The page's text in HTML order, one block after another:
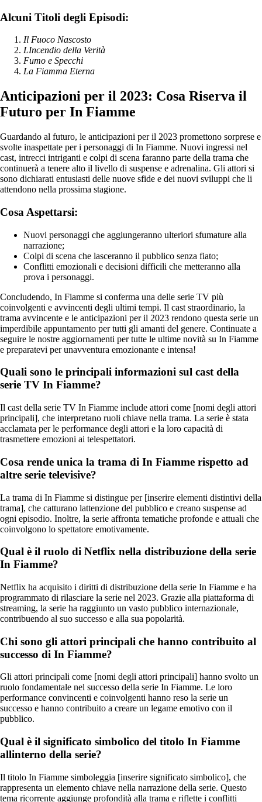
Alcuni Titoli degli Episodi:
Il Fuoco Nascosto
LIncendio della Verità
Fumo e Specchi
La Fiamma Eterna
Anticipazioni per il 2023: Cosa Riserva il
Futuro per In Fiamme
Guardando al futuro, le anticipazioni per il 2023 promettono sorprese e
svolte inaspettate per i personaggi di In Fiamme. Nuovi ingressi nel
cast, intrecci intriganti e colpi di scena faranno parte della trama che
continuerà a tenere alto il livello di suspense e adrenalina. Gli attori si
sono dichiarati entusiasti delle nuove sfide e dei nuovi sviluppi che li
attendono nella prossima stagione.
Cosa Aspettarsi:
Nuovi personaggi che aggiungeranno ulteriori sfumature alla
narrazione;
Colpi di scena che lasceranno il pubblico senza fiato;
Conflitti emozionali e decisioni difficili che metteranno alla
prova i personaggi.
Concludendo, In Fiamme si conferma una delle serie TV più
coinvolgenti e avvincenti degli ultimi tempi. Il cast straordinario, la
trama avvincente e le anticipazioni per il 2023 rendono questa serie un
imperdibile appuntamento per tutti gli amanti del genere. Continuate a
seguire le nostre aggiornamenti per tutte le ultime novità su In Fiamme
e preparatevi per unavventura emozionante e intensa!
Quali sono le principali informazioni sul cast della
serie TV In Fiamme?
Il cast della serie TV In Fiamme include attori come [nomi degli attori
principali], che interpretano ruoli chiave nella trama. La serie è stata
acclamata per le performance degli attori e la loro capacità di
trasmettere emozioni ai telespettatori.
Cosa rende unica la trama di In Fiamme rispetto ad
altre serie televisive?
La trama di In Fiamme si distingue per [inserire elementi distintivi della
trama], che catturano lattenzione del pubblico e creano suspense ad
ogni episodio. Inoltre, la serie affronta tematiche profonde e attuali che
coinvolgono lo spettatore emotivamente.
Qual è il ruolo di Netflix nella distribuzione della serie
In Fiamme?
Netflix ha acquisito i diritti di distribuzione della serie In Fiamme e ha
programmato di rilasciare la serie nel 2023. Grazie alla piattaforma di
streaming, la serie ha raggiunto un vasto pubblico internazionale,
contribuendo al suo successo e alla sua popolarità.
Chi sono gli attori principali che hanno contribuito al
successo di In Fiamme?
Gli attori principali come [nomi degli attori principali] hanno svolto un
ruolo fondamentale nel successo della serie In Fiamme. Le loro
performance convincenti e coinvolgenti hanno reso la serie un
successo e hanno contribuito a creare un legame emotivo con il
pubblico.
Qual è il significato simbolico del titolo In Fiamme
allinterno della serie?
Il titolo In Fiamme simboleggia [inserire significato simbolico], che
rappresenta un elemento chiave nella narrazione della serie. Questo
tema ricorrente aggiunge profondità alla trama e riflette i conflitti